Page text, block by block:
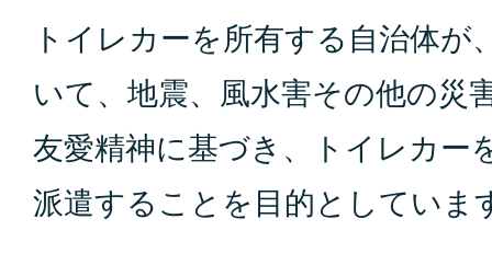
トイレカーを所有する自治体が
いて、地震、風水害その他の災
友愛精神に基づき、トイレカー
派遣することを目的としていま